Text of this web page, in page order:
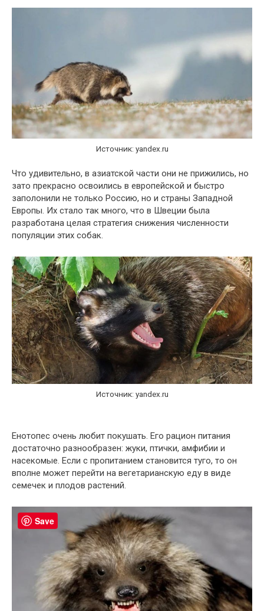
Источник: yandex.ru
Что удивительно, в азиатской части они не прижились, но
зато прекрасно освоились в европейской и быстро
заполонили не только Россию, но и страны Западной
Европы. Их стало так много, что в Швеции была
разработана целая стратегия снижения численности
популяции этих собак.
Источник: yandex.ru
Енотопес очень любит покушать. Его рацион питания
достаточно разнообразен: жуки, птички, амфибии и
насекомые. Если с пропитанием становится туго, то он
вполне может перейти на вегетарианскую еду в виде
семечек и плодов растений.
Save